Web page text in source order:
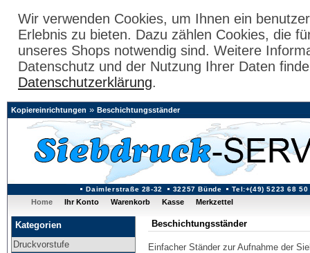
Wir verwenden Cookies, um Ihnen ein
Erlebnis zu bieten. Dazu zählen Cookies, die
unseres Shops notwendig sind. Weitere
Datenschutz und der Nutzung Ihrer Daten
Datenschutzerklärung.
Daimlerstraße 28-32 32257 Bünde Tel:+(49) 5223 68 50
Kopiereinrichtungen » Beschichtungsständer
Home Ihr Konto Warenkorb Kasse Merkzettel
Kategorien
Druckvorstufe
Beschichtungsständer
Einfacher Ständer zur Aufnahme der